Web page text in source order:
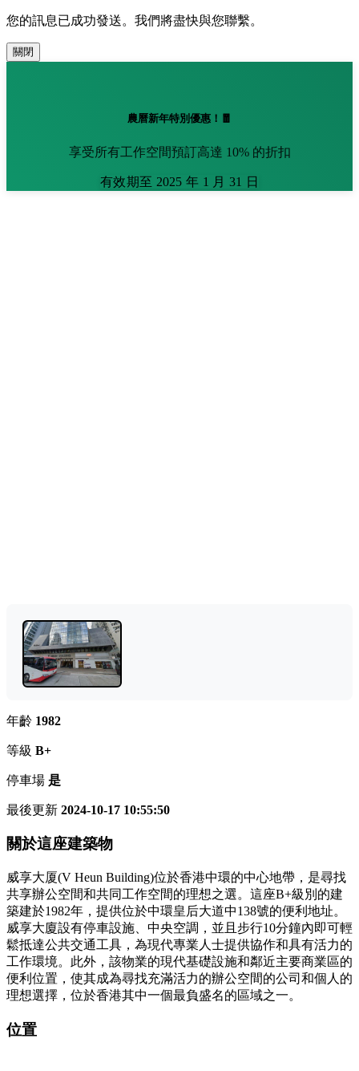
您的訊息已成功發送。我們將盡快與您聯繫。
關閉
農曆新年特別優惠！🧧
享受所有工作空間預訂高達 10% 的折扣
有效期至 2025 年 1 月 31 日
年齡 1982
等級 B+
停車場 是
最後更新 2024-10-17 10:55:50
關於這座建築物
威享大厦(V Heun Building)位於香港中環的中心地帶，是尋找
共享辦公空間和共同工作空間的理想之選。這座B+級別的建
築建於1982年，提供位於中環皇后大道中138號的便利地址。
威享大廈設有停車設施、中央空調，並且步行10分鐘內即可輕
鬆抵達公共交通工具，為現代專業人士提供協作和具有活力的
工作環境。此外，該物業的現代基礎設施和鄰近主要商業區的
便利位置，使其成為尋找充滿活力的辦公空間的公司和個人的
理想選擇，位於香港其中一個最負盛名的區域之一。
位置